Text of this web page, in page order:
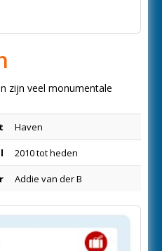
zijn veel monumentale
Haven
2010 tot heden
Addie van der B